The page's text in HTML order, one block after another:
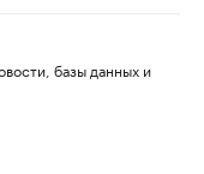
базы данных и